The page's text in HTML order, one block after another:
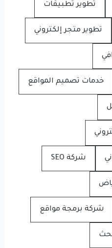
تطوير تطبيقات
تطوير متجر إلكتروني
خدمات تصميم المواقع
شركة SEO
شركة برمجة مواقع